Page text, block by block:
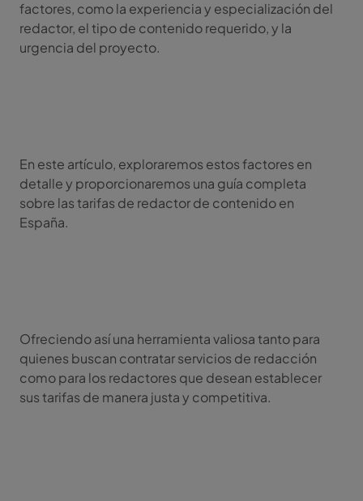
factores, como la experiencia y especialización del
redactor, el tipo de contenido requerido, y la
urgencia del proyecto.
En este artículo, exploraremos estos factores en
detalle y proporcionaremos una guía completa
sobre las tarifas de redactor de contenido en
España.
Ofreciendo así una herramienta valiosa tanto para
quienes buscan contratar servicios de redacción
como para los redactores que desean establecer
sus tarifas de manera justa y competitiva.